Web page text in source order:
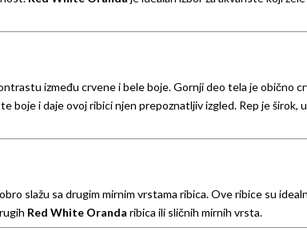
između crvene i bele boje. Gornji deo tela je obično
boje i daje ovoj ribici njen prepoznatljiv izgled. Rep je
slažu sa drugim mirnim vrstama ribica. Ove ribice su
Red White Oranda ribica ili sličnih mirnih vrsta.